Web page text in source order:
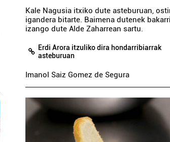
Kale Nagusia itxiko dute asteburuan,
igandera bitarte. Baimena dutenek
izango dute Alde Zaharrean sartu.
Erdi Arora itzuliko dira hondarribiarrak
asteburuan
Imanol Saiz Gomez de Segura